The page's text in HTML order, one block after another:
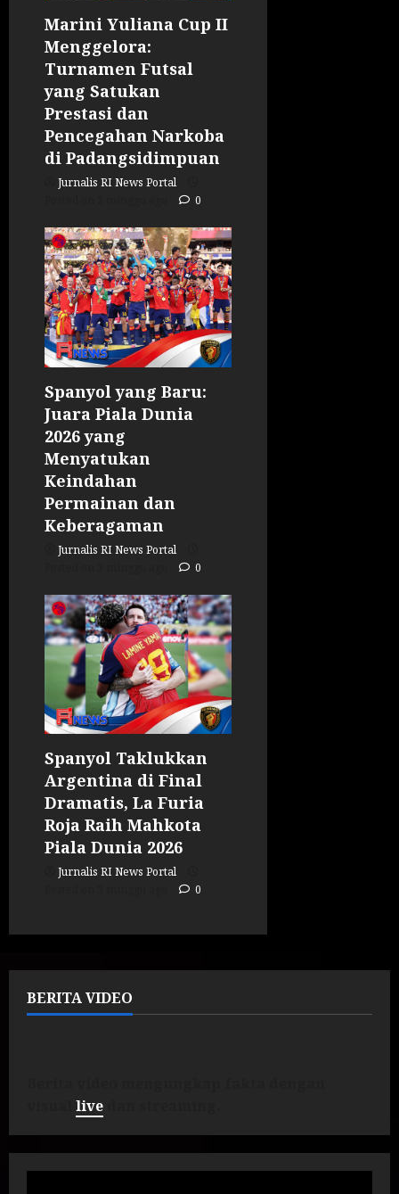
Marini Yuliana Cup II
Menggelora:
Turnamen Futsal
yang Satukan
Prestasi dan
Pencegahan Narkoba
di Padangsidimpuan
Jurnalis RI News Portal
0
Spanyol yang Baru:
Juara Piala Dunia
2026 yang
Menyatukan
Keindahan
Permainan dan
Keberagaman
Jurnalis RI News Portal
0
Spanyol Taklukkan
Argentina di Final
Dramatis, La Furia
Roja Raih Mahkota
Piala Dunia 2026
Jurnalis RI News Portal
0
BERITA VIDEO
live